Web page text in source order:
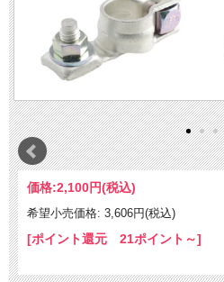
価格:2,100円(税込)
希望小売価格: 3,606円(税込)
[ポイント還元 21ポイント～]